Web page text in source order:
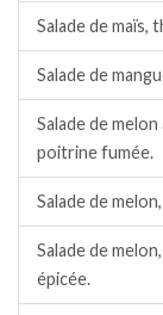
Salade de
Salade de
Salade de
poitrine fumée.
Salade de
Salade de
épicée.